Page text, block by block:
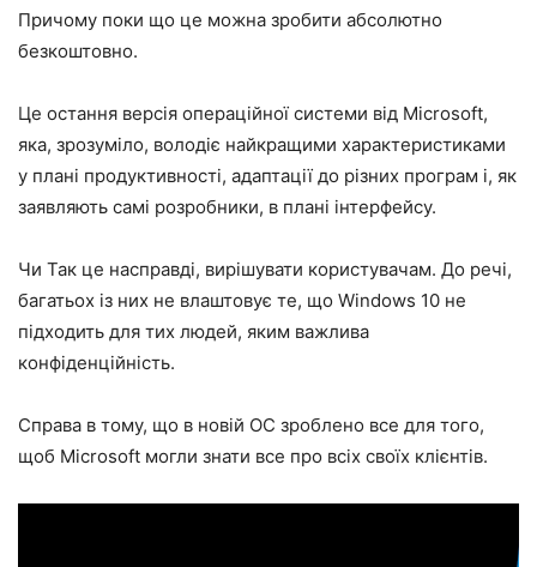
Причому поки що це можна зробити абсолютно
безкоштовно.
Це остання версія операційної системи від Microsoft,
яка, зрозуміло, володіє найкращими характеристиками
у плані продуктивності, адаптації до різних програм і, як
заявляють самі розробники, в плані інтерфейсу.
Чи Так це насправді, вирішувати користувачам. До речі,
багатьох із них не влаштовує те, що Windows 10 не
підходить для тих людей, яким важлива
конфіденційність.
Справа в тому, що в новій ОС зроблено все для того,
щоб Microsoft могли знати все про всіх своїх клієнтів.